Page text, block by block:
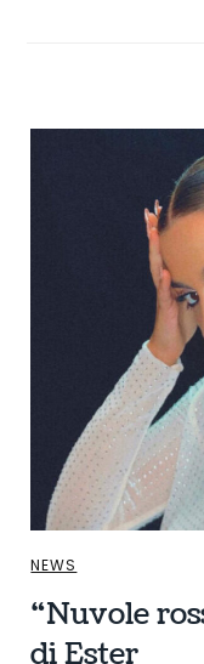
NEWS
“Nuvole
di Ester